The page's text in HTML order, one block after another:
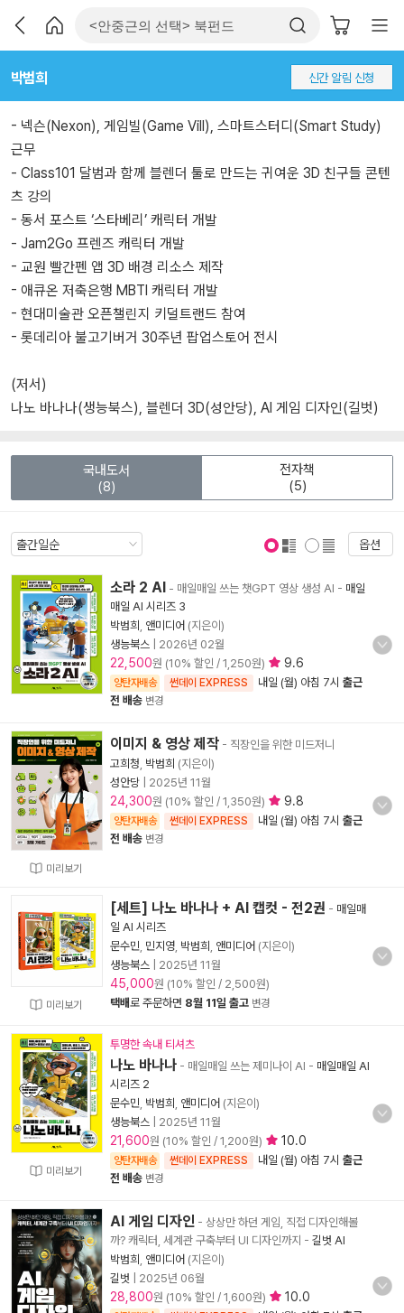
박범희 신간 알림 신청
- 넥슨(Nexon), 게임빌(Game Vill), 스마트스터디(Smart Study)
근무
- Class101 달범과 함께 블렌더 툴로 만드는 귀여운 3D 친구들 콘텐
츠 강의
- 동서 포스트 ‘스타베리’ 캐릭터 개발
- Jam2Go 프렌즈 캐릭터 개발
- 교원 빨간펜 앱 3D 배경 리소스 제작
- 애큐온 저축은행 MBTI 캐릭터 개발
- 현대미술관 오픈챌린지 키덜트랜드 참여
- 롯데리아 불고기버거 30주년 팝업스토어 전시
(저서)
나노 바나나(생능북스), 블렌더 3D(성안당), AI 게임 디자인(길벗)
국내도서
(8)
전자책
(5)
옵션
소라 2 AI - 매일매일 쓰는 챗GPT 영상 생성 AI - 매일
매일 AI 시리즈 3
박범희
앤미디어 (지은이)
생능북스
2026년 02월
22,500원 (10% 할인 / 1,250원) 9.6
양탄자배송 썬데이 EXPRESS 내일 (월) 아침 7시 출근
전 배송 변경
미리보기
이미지 & 영상 제작 - 직장인을 위한 미드저니
고희청 박범희 (지은이)
성안당
2025년 11월
24,300원 (10% 할인 / 1,350원) 9.8
양탄자배송 썬데이 EXPRESS 내일 (월) 아침 7시 출근
전 배송 변경
미리보기
[세트] 나노 바나나 + AI 캡컷 - 전2권 - 매일매
일 AI 시리즈
문수민 민지영 박범희 앤미디어 (지은이)
생능북스
2025년 11월
45,000원 (10% 할인 / 2,500원)
택배로 주문하면 8월 11일 출고 변경
미리보기
투명한 속내 티셔츠
나노 바나나 - 매일매일 쓰는 제미나이 AI - 매일매일 AI
시리즈 2
문수민 박범희 앤미디어 (지은이)
생능북스
2025년 11월
21,600원 (10% 할인 / 1,200원) 10.0
양탄자배송 썬데이 EXPRESS 내일 (월) 아침 7시 출근
전 배송 변경
AI 게임 디자인 - 상상만 하던 게임, 직접 디자인해볼
까? 캐릭터, 세계관 구축부터 UI 디자인까지 - 길벗 AI
박범희
앤미디어 (지은이)
길벗
2025년 06월
28,800원 (10% 할인 / 1,600원) 10.0